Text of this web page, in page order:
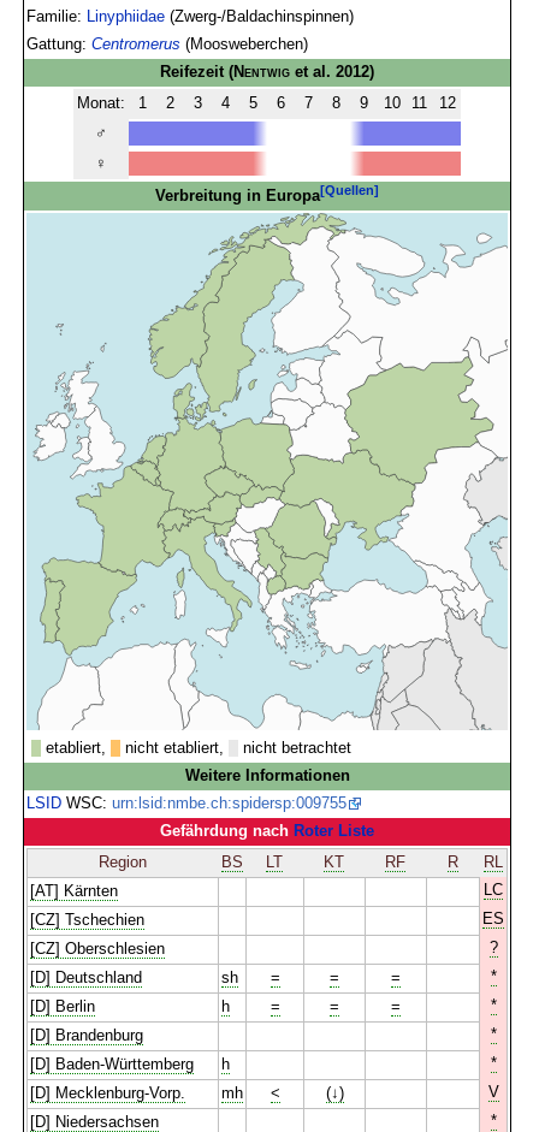
Familie:
Linyphiidae (Zwerg-/Baldachinspinnen)
Gattung:Centromerus (Moosweberchen)
Reifezeit(Nentwig et al. 2012)
Monat:
1 2 3 4 5 6 7 8 9 10 11
12
♂
♀
Verbreitung in Europa[Quellen]
etabliert, nicht etabliert,
nicht betrachtet
Weitere Informationen
LSID WSC:urn:lsid:nmbe.ch:spidersp:009755
Gefährdung nach Roter Liste
Region
BS LT KT RF R
RL
[AT] Kärnten
LC
[CZ] Tschechien
ES
[CZ] Oberschlesien
?
[D] Deutschland
sh = = =
*
[D] Berlin
h = = =
*
[D] Brandenburg
*
[D] Baden-Württemberg
h
*
[D] Mecklenburg-Vorp.
mh < (↓)
V
[D] Niedersachsen
*